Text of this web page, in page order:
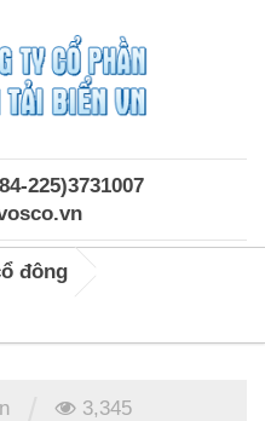
225)3731007
đông
3,345